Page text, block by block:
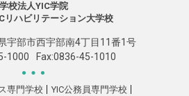
学校法人YIC学院
リハビリテーション大学校
宇部市西宇部南4丁目11番1号
1000 Fax:0836-45-1010
専門学校
YIC公務員専門学校